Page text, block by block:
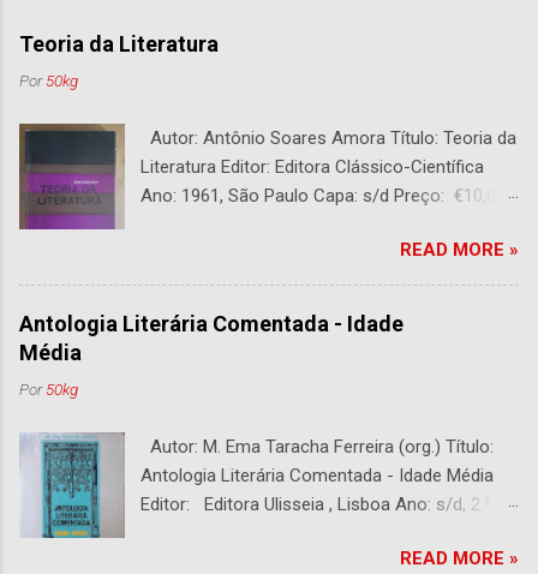
Teoria da Literatura
Por50kg
Autor: Antônio Soares Amora Título: Teoria da
Literatura Editor: Editora Clássico-Científica
Ano: 1961, São Paulo Capa: s/d Preço: €10,00
READ MORE »
Antologia Literária Comentada - Idade
Média
Por50kg
Autor: M. Ema Taracha Ferreira (org.) Título:
Antologia Literária Comentada - Idade Média
Editor: Editora Ulisseia , Lisboa Ano: s/d, 2.ª
Com alguns sublinhados a lapiseira. Usado.
READ MORE »